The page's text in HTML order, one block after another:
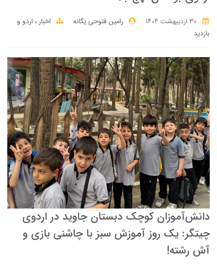
رامین فتوحی یگانه اخبار
اردو و
بازدید
دانش‌آموزان کوچک دبستان جاوید در اردوی
چیتگر: یک روز آموزش سبز با چاشنی بازی و
آش رشته!